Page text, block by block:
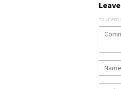
Your